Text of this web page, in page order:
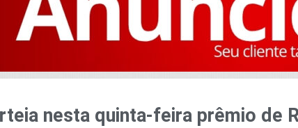
nesta quinta-feira prêmio de